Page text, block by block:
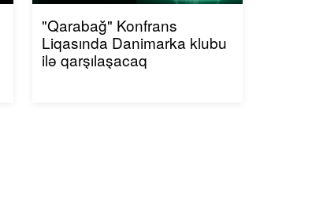
"Qarabağ" Konfrans
Liqasında Danimarka klubu
ilə qarşılaşacaq